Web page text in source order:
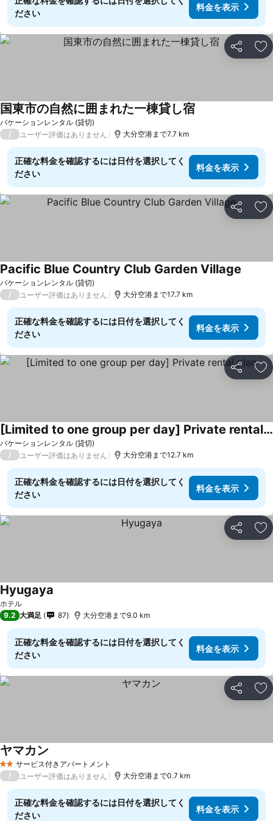
ださい
料金を表示
シェア お
バケーションレンタル (貸切)
国東市の自然に囲まれた一棟貸し宿
/ ユーザー評価はありません 大分空港まで7.7 km
正確な料金を確認するには日付を選択してく
ださい
料金を表示
シェア お
バケーションレンタル (貸切)
Pacific Blue Country Club Garden Village
/ ユーザー評価はありません 大分空港まで17.7 km
正確な料金を確認するには日付を選択してく
ださい
料金を表示
シェア お
バケーションレンタル (貸切)
[Limited to one group per day] Private rental plan
/ ユーザー評価はありません 大分空港まで12.7 km
正確な料金を確認するには日付を選択してく
ださい
料金を表示
シェア お
ホテル
Hyugaya
9.2 大満足 87 大分空港まで9.0 km
正確な料金を確認するには日付を選択してく
ださい
料金を表示
シェア お
2 ホテルのランク
サービス付きアパートメント
ヤマカン
/ ユーザー評価はありません 大分空港まで0.7 km
正確な料金を確認するには日付を選択してく
ださい
料金を表示